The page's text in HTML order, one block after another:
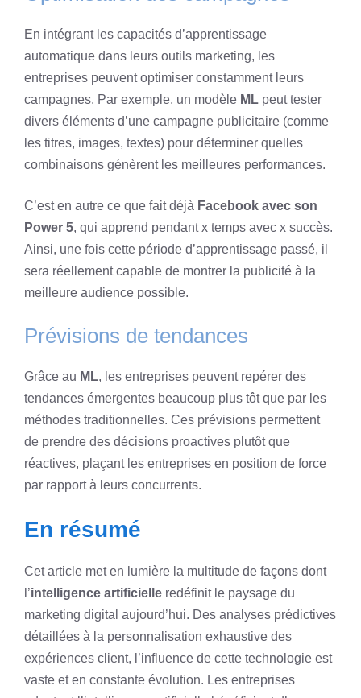
En intégrant les capacités d’apprentissage
automatique dans leurs outils marketing, les
entreprises peuvent optimiser constamment leurs
campagnes. Par exemple, un modèle ML peut tester
divers éléments d’une campagne publicitaire (comme
les titres, images, textes) pour déterminer quelles
combinaisons génèrent les meilleures performances.
C’est en autre ce que fait déjà Facebook avec son
Power 5, qui apprend pendant x temps avec x succès.
Ainsi, une fois cette période d’apprentissage passé, il
sera réellement capable de montrer la publicité à la
meilleure audience possible.
Prévisions de tendances
Grâce au ML, les entreprises peuvent repérer des
tendances émergentes beaucoup plus tôt que par les
méthodes traditionnelles. Ces prévisions permettent
de prendre des décisions proactives plutôt que
réactives, plaçant les entreprises en position de force
par rapport à leurs concurrents.
En résumé
Cet article met en lumière la multitude de façons dont
l’intelligence artificielle redéfinit le paysage du
marketing digital aujourd’hui. Des analyses prédictives
détaillées à la personnalisation exhaustive des
expériences client, l’influence de cette technologie est
vaste et en constante évolution. Les entreprises